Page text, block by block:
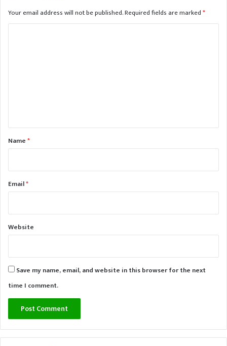
Your email address will not be published.Required fields are marked*
*Name*
Email*
Website
Save my name, email, and website in this browser for the next
time I comment.